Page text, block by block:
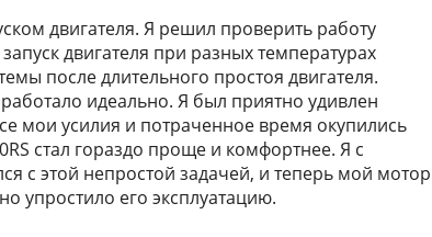
двигателя. Я решил проверить работу
двигателя при разных температурах
после длительного простоя двигателя.
идеально. Я был приятно удивлен
мои усилия и потраченное время окупились
стал гораздо проще и комфортнее. Я с
с этой непростой задачей, и теперь мой мотор
упростило его эксплуатацию.